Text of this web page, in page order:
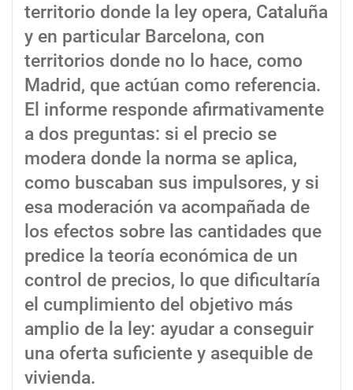
territorio donde la ley opera, Cataluña
y en particular Barcelona, con
territorios donde no lo hace, como
Madrid, que actúan como referencia.
El informe responde afirmativamente
a dos preguntas: si el precio se
modera donde la norma se aplica,
como buscaban sus impulsores, y si
esa moderación va acompañada de
los efectos sobre las cantidades que
predice la teoría económica de un
control de precios, lo que dificultaría
el cumplimiento del objetivo más
amplio de la ley: ayudar a conseguir
una oferta suficiente y asequible de
vivienda.